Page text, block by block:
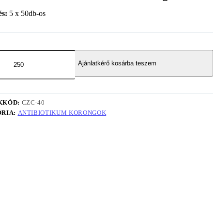
5 x 50db-os
Ajánlatkérő kosárba teszem
CZC-40
ANTIBIOTIKUM KORONGOK